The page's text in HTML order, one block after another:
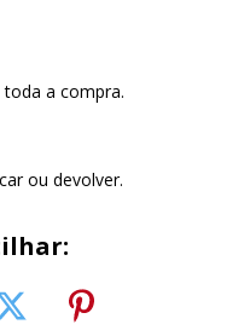
a compra.
ou devolver.